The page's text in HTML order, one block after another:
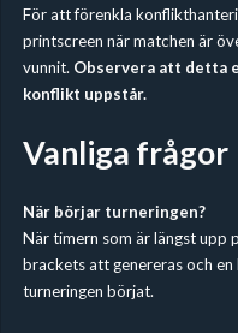
För att förenkla
printscreen när matchen är
vunnit. Observera att detta
konflikt uppstår.
Vanliga frågor
När börjar turneringen?
När timern som är längst upp
brackets att genereras och
turneringen börjat.